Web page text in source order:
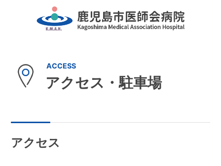
アクセス・駐車場
アクセス